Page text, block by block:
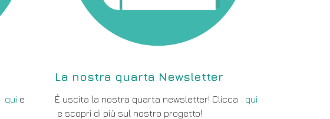
qui e
La nostra quarta Newsletter
È uscita la nostra quarta newsletter! Clicca qui
e scopri di più sul nostro progetto!